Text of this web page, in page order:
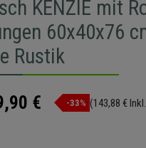
KENZIE mit
60x40x76
Rustik
€ -33% (143,88 €